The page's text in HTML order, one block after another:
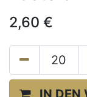
2,60 €
IN DEN